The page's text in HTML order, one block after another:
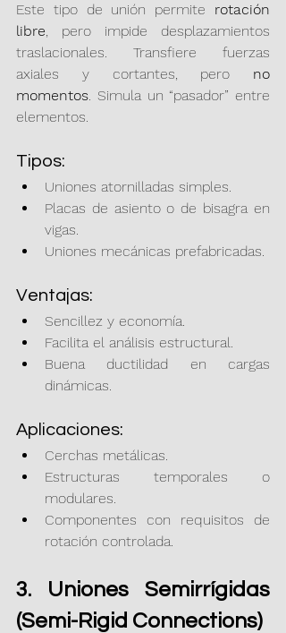
Este tipo de unión permite rotación
libre, pero impide desplazamientos
traslacionales. Transfiere fuerzas
axiales y cortantes, pero no
momentos. Simula un “pasador” entre
elementos.
Tipos:
Uniones atornilladas simples.
Placas de asiento o de bisagra en
vigas.
Uniones mecánicas prefabricadas.
Ventajas:
Sencillez y economía.
Facilita el análisis estructural.
Buena ductilidad en cargas
dinámicas.
Aplicaciones:
Cerchas metálicas.
Estructuras temporales o
modulares.
Componentes con requisitos de
rotación controlada.
3. Uniones Semirrígidas
(Semi-Rigid Connections)